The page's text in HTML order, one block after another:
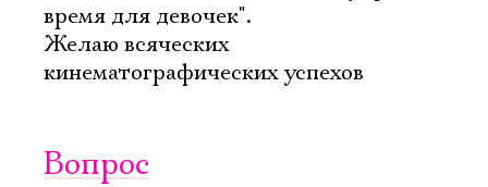
время для девочек".
Желаю всяческих
кинематографических успехов
Вопрос